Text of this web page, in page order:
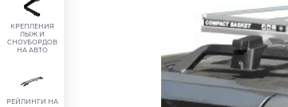
КРЕПЛЕНИЯ
ЛЫЖ И
СНОУБОРДОВ
НА АВТО
РЕЙЛИНГИ НА